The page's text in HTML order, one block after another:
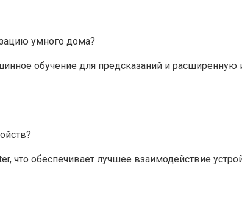
умного дома?
обучение для предсказаний и расширенную
что обеспечивает лучшее взаимодействие